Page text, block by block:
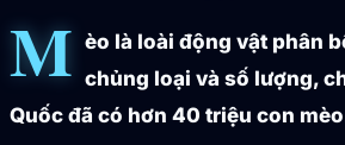
M èo là loài động vật phân
chủng loại và số lượng,
Quốc đã có hơn 40 triệu con mèo